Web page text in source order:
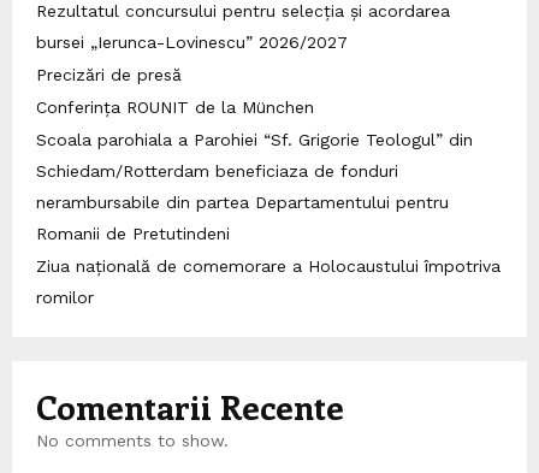
Rezultatul concursului pentru selecția și acordarea
bursei „Ierunca-Lovinescu” 2026/2027
Precizări de presă
Conferința ROUNIT de la München
Scoala parohiala a Parohiei “Sf. Grigorie Teologul” din
Schiedam/Rotterdam beneficiaza de fonduri
nerambursabile din partea Departamentului pentru
Romanii de Pretutindeni
Ziua națională de comemorare a Holocaustului împotriva
romilor
Comentarii Recente
No comments to show.